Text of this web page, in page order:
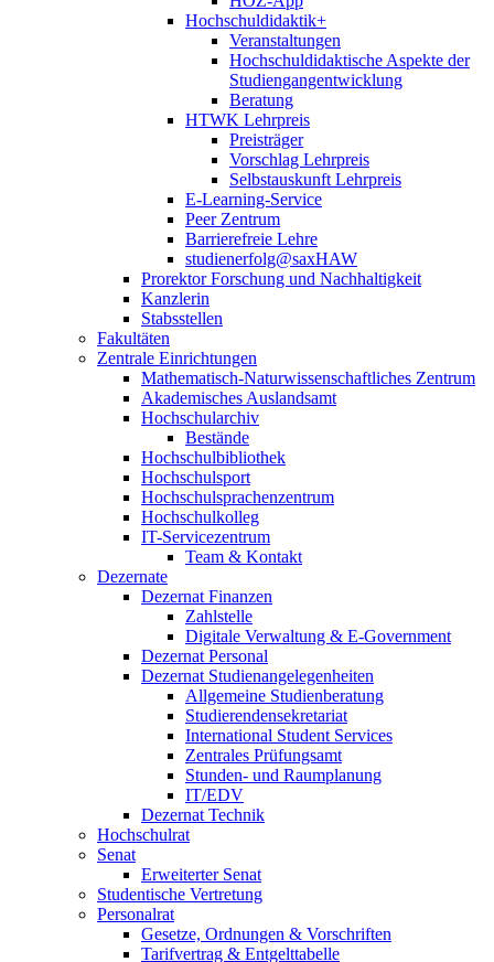
Hochschuldidaktik+
Veranstaltungen
Hochschuldidaktische Aspekte der
Studiengangentwicklung
Beratung
HTWK Lehrpreis
Preisträger
Vorschlag Lehrpreis
Selbstauskunft Lehrpreis
E-Learning-Service
Peer Zentrum
Barrierefreie Lehre
studienerfolg@saxHAW
Prorektor Forschung und Nachhaltigkeit
Kanzlerin
Stabsstellen
Fakultäten
Zentrale Einrichtungen
Mathematisch-Naturwissenschaftliches Zentrum
Akademisches Auslandsamt
Hochschularchiv
Bestände
Hochschulbibliothek
Hochschulsport
Hochschulsprachenzentrum
Hochschulkolleg
IT-Servicezentrum
Team & Kontakt
Dezernate
Dezernat Finanzen
Zahlstelle
Digitale Verwaltung & E-Government
Dezernat Personal
Dezernat Studienangelegenheiten
Allgemeine Studienberatung
Studierendensekretariat
International Student Services
Zentrales Prüfungsamt
Stunden- und Raumplanung
IT/EDV
Dezernat Technik
Hochschulrat
Senat
Erweiterter Senat
Studentische Vertretung
Personalrat
Gesetze, Ordnungen & Vorschriften
Tarifvertrag & Entgelttabelle